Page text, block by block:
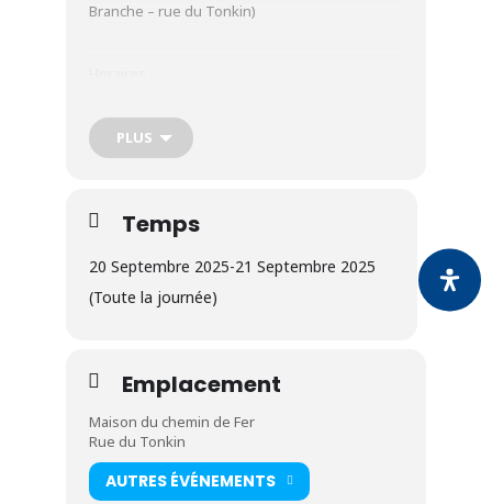
Branche – rue du Tonkin)
Samedi de 14h à 18h
Dimanche de 10h à 12h et de 14h30 à 17h
Entrée gratuite – Venez nombreux !
PLUS
Temps
20 Septembre 2025-21 Septembre 2025
(Toute la journée)
Emplacement
Maison du chemin de Fer
Rue du Tonkin
AUTRES ÉVÉNEMENTS